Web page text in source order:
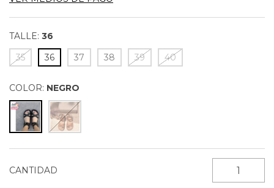
TALLE: 36
35
36 37 38 39 40
COLOR: NEGRO
CANTIDAD